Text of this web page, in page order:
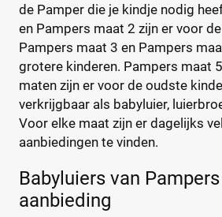
0 20
Verpakking
Maandbox
Standaard pak
Voordeelpak
Voorraadbox
Maat
de Pamper die je kindje nodig
en Pampers maat 2 zijn er voor
Pampers maat 3 en Pampers
grotere kinderen. Pampers maat
maten zijn er voor de oudste
verkrijgbaar als babyluier,
Voor elke maat zijn er dagelijks
aanbiedingen te vinden.
Babyluiers van
aanbieding